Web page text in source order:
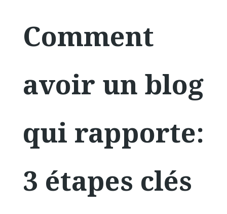
Comment
avoir un blog
qui rapporte:
3 étapes clés